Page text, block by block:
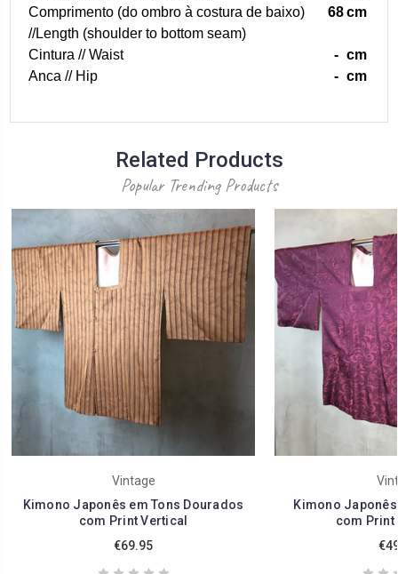
Comprimento (do ombro à costura de baixo)
//Length (shoulder to bottom seam)
68cm
Cintura // Waist - cm
Anca // Hip
- cm
Related Products
Popular Trending Products
Vintage
Kimono Japonês em Tons Dourados
com Print Vertical
€69.95
Kimono
com Print